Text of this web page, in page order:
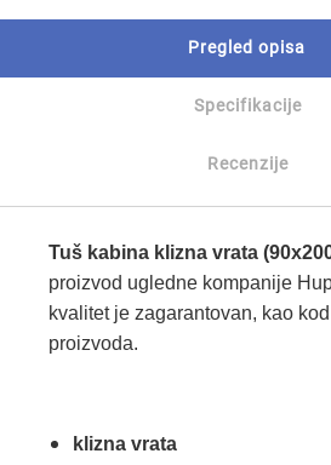
Pregled opisa
Specifikacije
Recenzije
Tuš kabina klizna vrata
proizvod ugledne kompanije
kvalitet je zagarantovan, kao
proizvoda.
klizna vrata